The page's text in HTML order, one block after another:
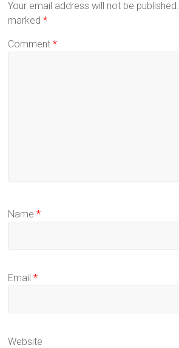
Your email address will not be published.
marked*
Comment*
Name*
Email*
Website